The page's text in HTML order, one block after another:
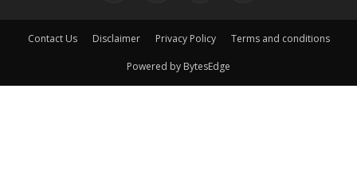
Contact Us Disclaimer Privacy Policy Terms and conditions
Powered by BytesEdge